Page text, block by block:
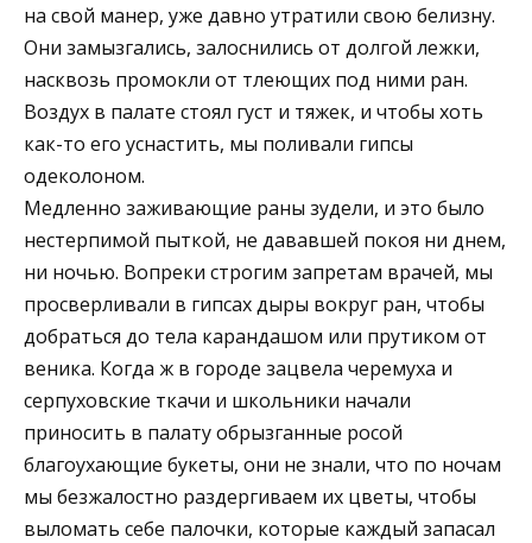
на свой манер, уже давно утратили свою белизну.
Они замызгались, залоснились от долгой лежки,
насквозь промокли от тлеющих под ними ран.
Воздух в палате стоял густ и тяжек, и чтобы хоть
как-то его уснастить, мы поливали гипсы
одеколоном.
Медленно заживающие раны зудели, и это было
нестерпимой пыткой, не дававшей покоя ни днем,
ни ночью. Вопреки строгим запретам врачей, мы
просверливали в гипсах дыры вокруг ран, чтобы
добраться до тела карандашом или прутиком от
веника. Когда ж в городе зацвела черемуха и
серпуховские ткачи и школьники начали
приносить в палату обрызганные росой
благоухающие букеты, они не знали, что по ночам
мы безжалостно раздергиваем их цветы, чтобы
выломать себе палочки, которые каждый запасал